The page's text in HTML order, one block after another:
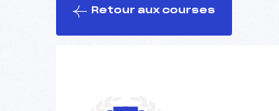
Retour aux courses